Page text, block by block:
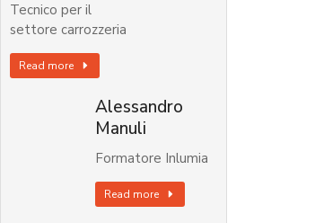
Tecnico per il
settore carrozzeria
Read more
Alessandro
Manuli
Formatore Inlumia
Read more